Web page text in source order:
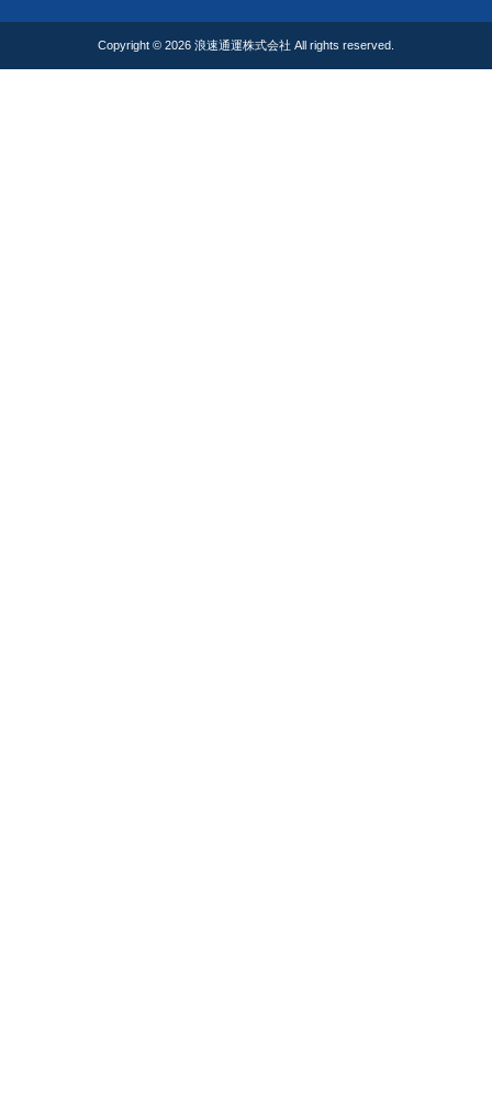
Copyright © 2026 浪速通運株式会社 All rights reserved.